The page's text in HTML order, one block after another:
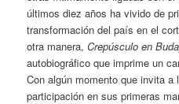
últimos diez años ha vivido de
transformación del país en el
otra manera,Crepúsculo en
autobiográfico que imprime un
Con algún momento que invita
participación en sus primeras